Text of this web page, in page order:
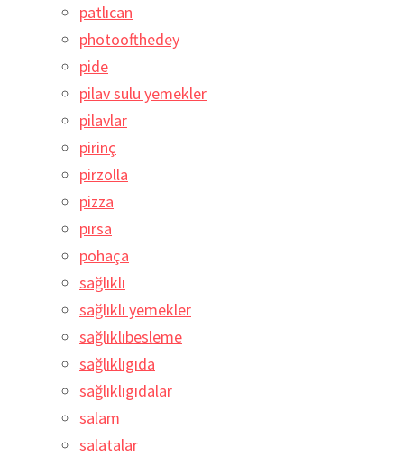
patlıcan
photoofthedey
pide
pilav sulu yemekler
pilavlar
pirinç
pirzolla
pizza
pırsa
pohaça
sağlıklı
sağlıklı yemekler
sağlıklıbesleme
sağlıklıgıda
sağlıklıgıdalar
salam
salatalar